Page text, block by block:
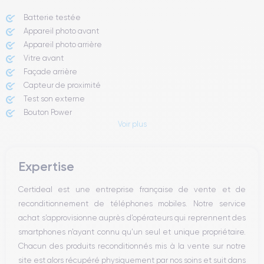
Batterie testée
Appareil photo avant
Appareil photo arrière ​
Vitre avant ​
Façade arrière
Capteur de proximité
Test son externe
Bouton Power
Haut parleur
Bouton Home
Bluetooth
WiFi
Réseau
Vibreur
Prise USB
Voir plus
Expertise
Certideal est une entreprise française de vente et de
reconditionnement de téléphones mobiles. Notre service
achat s’approvisionne auprès d’opérateurs qui reprennent des
smartphones n’ayant connu qu’un seul et unique propriétaire.
Chacun des produits reconditionnés mis à la vente sur notre
site est alors récupéré physiquement par nos soins et suit dans